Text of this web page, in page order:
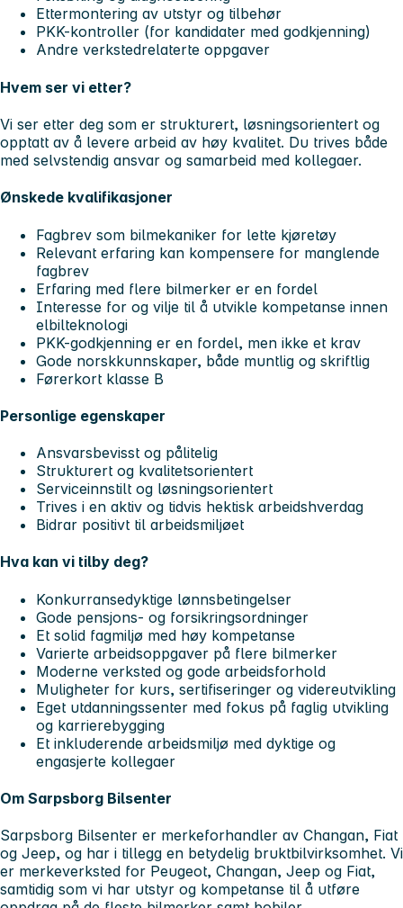
Ettermontering av utstyr og tilbehør
PKK-kontroller (for kandidater med godkjenning)
Andre verkstedrelaterte oppgaver
Hvem ser vi etter?
Vi ser etter deg som er strukturert, løsningsorientert og
opptatt av å levere arbeid av høy kvalitet. Du trives både
med selvstendig ansvar og samarbeid med kollegaer.
Ønskede kvalifikasjoner
Fagbrev som bilmekaniker for lette kjøretøy
Relevant erfaring kan kompensere for manglende
fagbrev
Erfaring med flere bilmerker er en fordel
Interesse for og vilje til å utvikle kompetanse innen
elbilteknologi
PKK-godkjenning er en fordel, men ikke et krav
Gode norskkunnskaper, både muntlig og skriftlig
Førerkort klasse B
Personlige egenskaper
Ansvarsbevisst og pålitelig
Strukturert og kvalitetsorientert
Serviceinnstilt og løsningsorientert
Trives i en aktiv og tidvis hektisk arbeidshverdag
Bidrar positivt til arbeidsmiljøet
Hva kan vi tilby deg?
Konkurransedyktige lønnsbetingelser
Gode pensjons- og forsikringsordninger
Et solid fagmiljø med høy kompetanse
Varierte arbeidsoppgaver på flere bilmerker
Moderne verksted og gode arbeidsforhold
Muligheter for kurs, sertifiseringer og videreutvikling
Eget utdanningssenter med fokus på faglig utvikling
og karrierebygging
Et inkluderende arbeidsmiljø med dyktige og
engasjerte kollegaer
Om Sarpsborg Bilsenter
Sarpsborg Bilsenter er merkeforhandler av Changan, Fiat
og Jeep, og har i tillegg en betydelig bruktbilvirksomhet. Vi
er merkeverksted for Peugeot, Changan, Jeep og Fiat,
samtidig som vi har utstyr og kompetanse til å utføre